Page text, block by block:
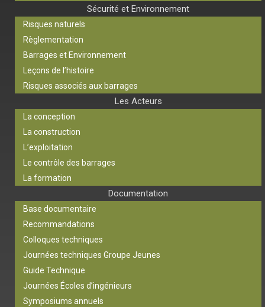
Sécurité et Environnement
Risques naturels
Règlementation
Barrages et Environnement
Leçons de l’histoire
Risques associés aux barrages
Les Acteurs
La conception
La construction
L’exploitation
Le contrôle des barrages
La formation
Documentation
Base documentaire
Recommandations
Colloques techniques
Journées techniques Groupe Jeunes
Guide Technique
Journées Écoles d’ingénieurs
Symposiums annuels